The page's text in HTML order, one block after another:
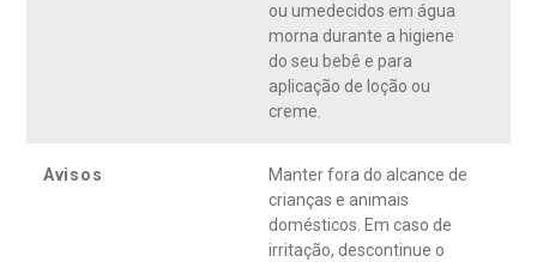
ou umedecidos em água
morna durante a higiene
do seu bebê e para
aplicação de loção ou
creme.
Avisos
Manter fora do alcance de
crianças e animais
domésticos. Em caso de
irritação, descontinue o